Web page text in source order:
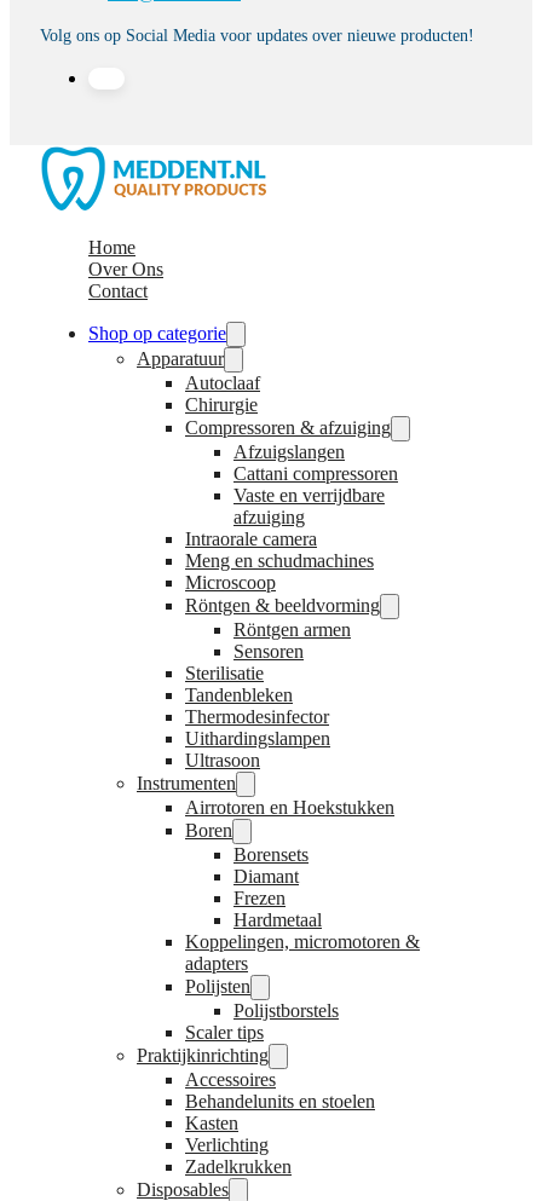
Volg ons op Social Media voor updates over nieuwe producten!
Home
Over Ons
Contact
Shop op categorie
Apparatuur
Autoclaaf
Chirurgie
Compressoren & afzuiging
Afzuigslangen
Cattani compressoren
Vaste en verrijdbare
afzuiging
Intraorale camera
Meng en schudmachines
Microscoop
Röntgen & beeldvorming
Röntgen armen
Sensoren
Sterilisatie
Tandenbleken
Thermodesinfector
Uithardingslampen
Ultrasoon
Instrumenten
Airrotoren en Hoekstukken
Boren
Borensets
Diamant
Frezen
Hardmetaal
Koppelingen, micromotoren &
adapters
Polijsten
Polijstborstels
Scaler tips
Praktijkinrichting
Accessoires
Behandelunits en stoelen
Kasten
Verlichting
Zadelkrukken
Disposables